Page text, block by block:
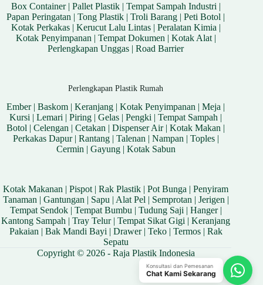
Box Container| Pallet Plastik| Tempat Sampah Industri |
Papan Peringatan |Tong Plastik |Troli Barang |Peti Botol |
Kotak Perkakas| Kerucut Lalu Lintas| Peralatan Kimia |
Kotak Penyimpanan | Tempat Dokumen | Kotak Alat|
Perlengkapan Unggas |Road Barrier
Perlengkapan Plastik Rumah
Ember|Baskom |Keranjang |Kotak Penyimpanan |Meja |
Kursi |Lemari |Piring |Gelas |Pengki |Tempat Sampah |
Botol |Celengan |Cetakan |Dispenser Air|Kotak Makan |
Perkakas Dapur| Rantang| Talenan | Nampan | Toples|
Cermin | Gayung| Kotak Sabun
Kotak Makanan |Pispot |Rak Plastik |Pot Bunga |Penyiram
Tanaman | Gantungan | Sapu | Alat Pel | Semprotan | Jerigen |
Tempat Sendok| Tempat Bumbu | Tudung Saji | Hanger|
Kantong Sampah |Tray Telur|Tempat Sikat Gigi |Keranjang
Pakaian | Bak Mandi Bayi | Drawer| Teko| Termos| Rak
Sepatu
Copyright © 2026 - Raja Plastik Indonesia
Konsultasi dan Pemesanan
Chat Kami Sekarang